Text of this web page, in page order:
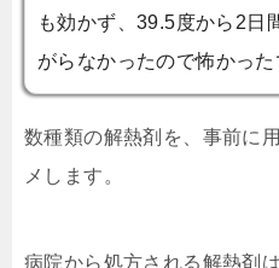
も効かず、39.5度から2日
がらなかったので怖かった
数種類の解熱剤を、事前に
メします。
病院から処方される解熱剤